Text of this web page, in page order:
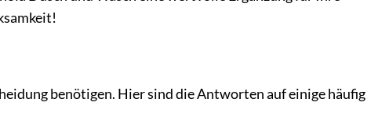
benötigen. Hier sind die Antworten auf einige häufig